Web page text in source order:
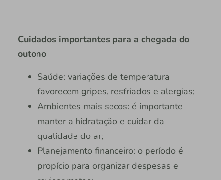
Cuidados importantes para a chegada do
outono
Saúde: variações de temperatura
favorecem gripes, resfriados e alergias;
Ambientes mais secos: é importante
manter a hidratação e cuidar da
qualidade do ar;
Planejamento financeiro: o período é
propício para organizar despesas e